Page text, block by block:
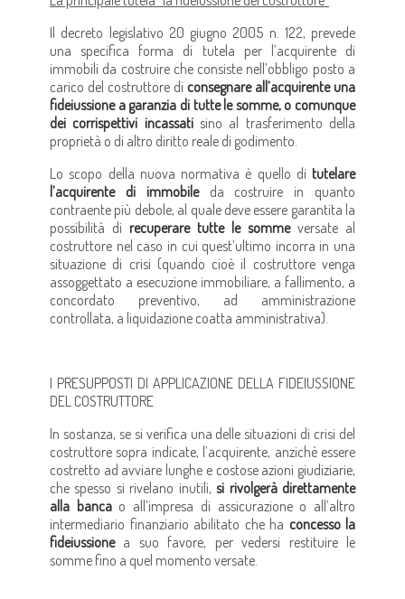
Il decreto legislativo 20 giugno 2005 n. 122, prevede
una specifica forma di tutela per l’acquirente di
immobili da costruire che consiste nell’obbligo posto a
carico del costruttore di consegnare all’acquirente una
fideiussione a garanzia di tutte le somme, o comunque
dei corrispettivi incassatisino al trasferimento della
proprietà o di altro diritto reale di godimento.
Lo scopo della nuova normativa è quello di tutelare
l’acquirente di immobileda costruire in quanto
contraente più debole, al quale deve essere garantita la
possibilità di recuperare tutte le somme versate al
costruttore nel caso in cui quest’ultimo incorra in una
situazione di crisi (quando cioè il costruttore venga
assoggettato a esecuzione immobiliare, a fallimento, a
concordato preventivo, ad amministrazione
controllata, a liquidazione coatta amministrativa).
I PRESUPPOSTI DI APPLICAZIONE DELLA FIDEIUSSIONE
DEL COSTRUTTORE
In sostanza, se si verifica una delle situazioni di crisi del
costruttore sopra indicate, l’acquirente, anziché essere
costretto ad avviare lunghe e costose azioni giudiziarie,
che spesso si rivelano inutili,si rivolgerà direttamente
alla bancao all’impresa di assicurazione o all’altro
intermediario finanziario abilitato che ha concesso la
fideiussionea suo favore, per vedersi restituire le
somme fino a quel momento versate.